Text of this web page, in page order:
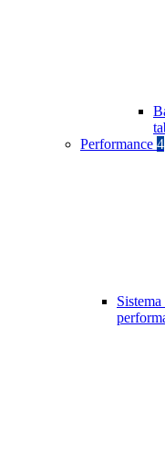
Performance 4